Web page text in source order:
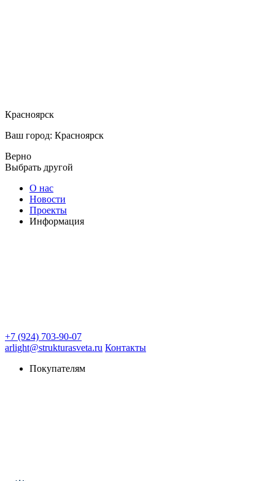
Красноярск
Ваш город: Красноярск
Верно
Выбрать другой
О нас
Новости
Проекты
Информация
+7 (924) 703-90-07
arlight@strukturasveta.ru Контакты
Покупателям